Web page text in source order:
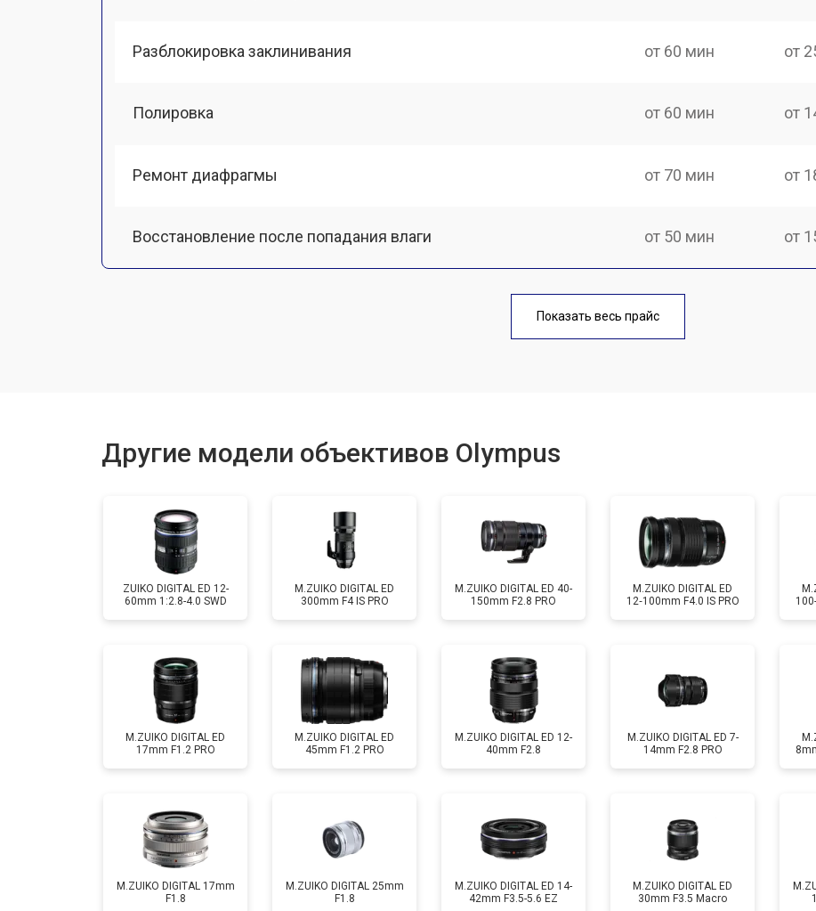
Разблокировка заклинивания от 60 мин от
Полировка от 60 мин от
Ремонт диафрагмы от 70 мин от
Восстановление после попадания влаги от 50 мин от
от 70 мин
Показать весь прайс
Другие модели объективов Olympus
ZUIKO DIGITAL ED 12-
60mm 1:2.8-4.0 SWD
M.ZUIKO DIGITAL ED
300mm F4 IS PRO
M.ZUIKO DIGITAL ED 40-
150mm F2.8 PRO
M.ZUIKO DIGITAL ED
12‑100mm F4.0 IS PRO
M.ZUIKO DIGITAL ED
17mm F1.2 PRO
M.ZUIKO DIGITAL ED
45mm F1.2 PRO
M.ZUIKO DIGITAL ED 12-
40mm F2.8
M.ZUIKO DIGITAL ED 7-
14mm F2.8 PRO
M.ZUIKO DIGITAL 17mm
F1.8
M.ZUIKO DIGITAL 25mm
F1.8
M.ZUIKO DIGITAL ED 14-
42mm F3.5-5.6 EZ
M.ZUIKO DIGITAL ED
30mm F3.5 Macro